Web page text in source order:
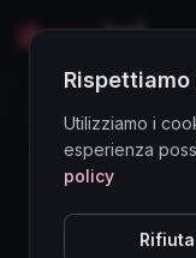
Directory Vini
Piemonte
Utilizziamo i
esperienza
policy
Rifiuta